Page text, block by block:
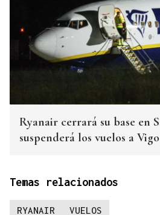
Ryanair cerrará su base en
suspenderá los vuelos a
Temas relacionados
RYANAIR VUELOS